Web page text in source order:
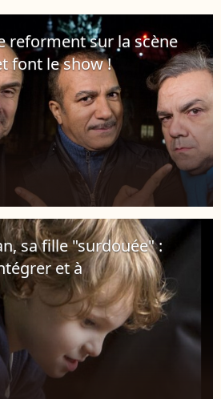
reforment sur la scène
font le show !
sa fille "surdouée" :
et à